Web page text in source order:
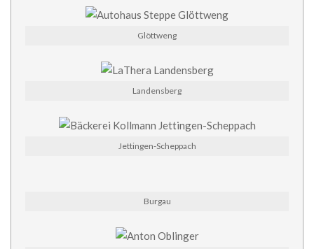
Glöttweng
Landensberg
Jettingen-Scheppach
Burgau